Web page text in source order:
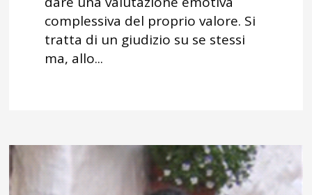
complessiva del proprio valore. Si
tratta di un giudizio su se stessi
ma, allo...